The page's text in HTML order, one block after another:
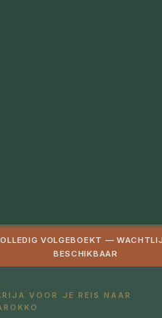
VOLGEBOEKT —
BESCHIKBAAR
VOOR JE REIS NAAR